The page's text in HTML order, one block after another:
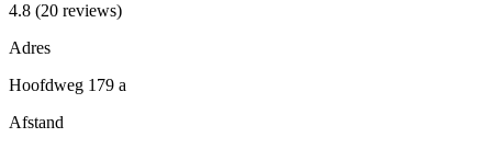
4.8 (20 reviews)
Adres
Hoofdweg 179 a
Afstand